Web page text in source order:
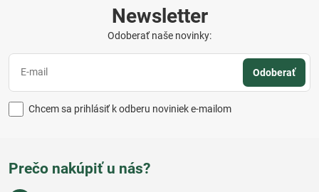
Newsletter
Odoberať naše novinky:
Odoberať
Chcem sa prihlásiť k odberu noviniek e-mailom
Prečo nakúpiť u nás?